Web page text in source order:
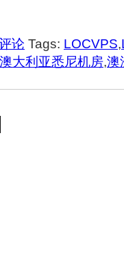
论 Tags: LOCVPS,
澳大利亚悉尼机房,澳